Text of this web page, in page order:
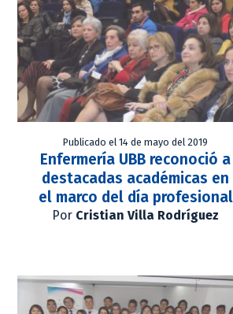
Publicado el 14 de mayo del 2019
Enfermería UBB reconoció a
destacadas académicas en
el marco del día profesional
Por Cristian Villa Rodríguez